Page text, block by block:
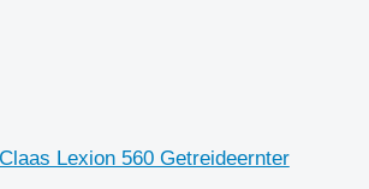
Lexion 560 Getreideernter